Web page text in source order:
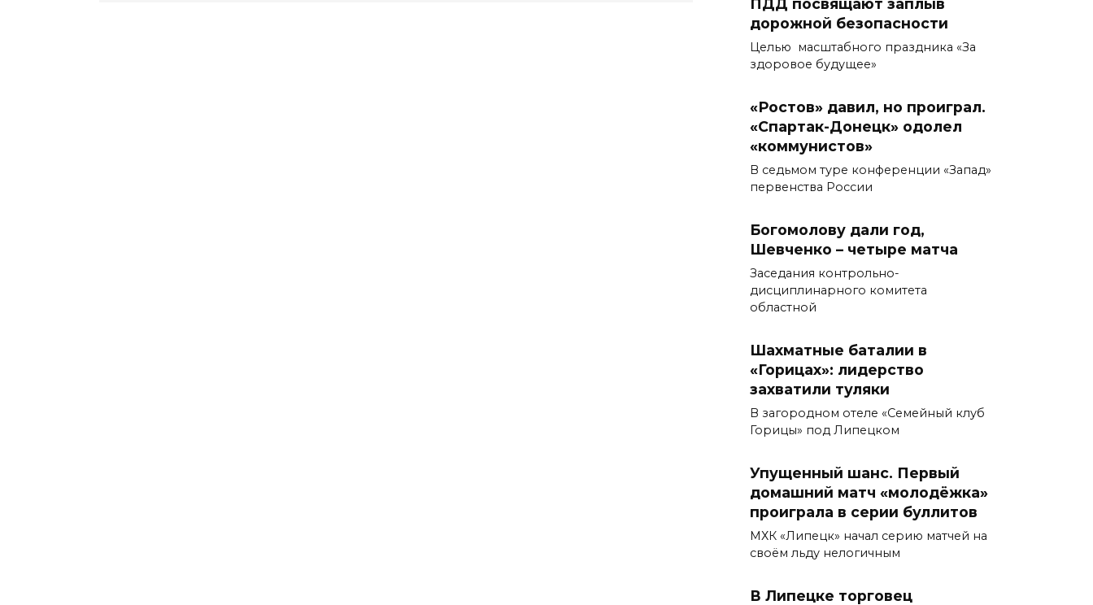
ПДД посвящают заплыв
дорожной безопасности
Целью масштабного праздника «За
здоровое будущее»
«Ростов» давил, но проиграл.
«Спартак-Донецк» одолел
«коммунистов»
В седьмом туре конференции «Запад»
первенства России
Богомолову дали год,
Шевченко – четыре матча
Заседания контрольно-
дисциплинарного комитета
областной
Шахматные баталии в
«Горицах»: лидерство
захватили туляки
В загородном отеле «Семейный клуб
Горицы» под Липецком
Упущенный шанс. Первый
домашний матч «молодёжка»
проиграла в серии буллитов
МХК «Липецк» начал серию матчей на
своём льду нелогичным
В Липецке торговец